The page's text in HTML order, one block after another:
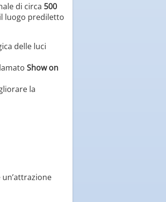
di circa 500
luogo prediletto
delle luci
Show on
la
un’attrazione